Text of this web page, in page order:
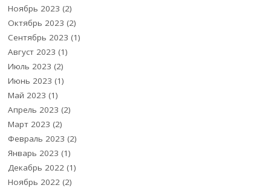
Ноябрь 2023 (2)
Октябрь 2023 (2)
Сентябрь 2023 (1)
Август 2023 (1)
Июль 2023 (2)
Июнь 2023 (1)
Май 2023 (1)
Апрель 2023 (2)
Март 2023 (2)
Февраль 2023 (2)
Январь 2023 (1)
Декабрь 2022 (1)
Ноябрь 2022 (2)